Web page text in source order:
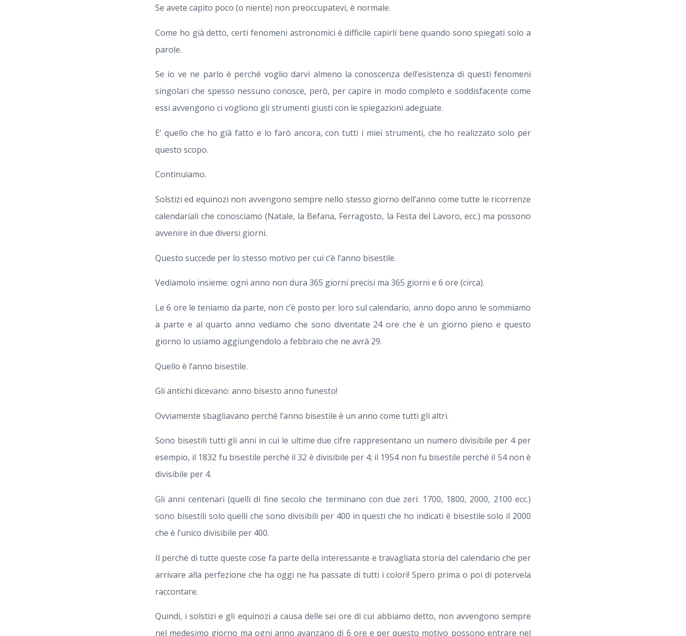
Se avete capito poco (o niente) non preoccupatevi, è normale.
Come ho già detto, certi fenomeni astronomici è difficile capirli bene quando sono spiegati solo a
parole.
Se io ve ne parlo è perché voglio darvi almeno la conoscenza dell’esistenza di questi fenomeni
singolari che spesso nessuno conosce, però, per capire in modo completo e soddisfacente come
essi avvengono ci vogliono gli strumenti giusti con le spiegazioni adeguate.
E’ quello che ho già fatto e lo farò ancora, con tutti i miei strumenti, che ho realizzato solo per
questo scopo.
Continuiamo.
Solstizi ed equinozi non avvengono sempre nello stesso giorno dell’anno come tutte le ricorrenze
calendariali che conosciamo (Natale, la Befana, Ferragosto, la Festa del Lavoro, ecc.) ma possono
avvenire in due diversi giorni.
Questo succede per lo stesso motivo per cui c’è l’anno bisestile.
Vediamolo insieme: ogni anno non dura 365 giorni precisi ma 365 giorni e 6 ore (circa).
Le 6 ore le teniamo da parte, non c’è posto per loro sul calendario, anno dopo anno le sommiamo
a parte e al quarto anno vediamo che sono diventate 24 ore che è un giorno pieno e questo
giorno lo usiamo aggiungendolo a febbraio che ne avrà 29.
Quello è l’anno bisestile.
Gli antichi dicevano: anno bisesto anno funesto!
Ovviamente sbagliavano perché l’anno bisestile è un anno come tutti gli altri.
Sono bisestili tutti gli anni in cui le ultime due cifre rappresentano un numero divisibile per 4 per
esempio, il 1832 fu bisestile perché il 32 è divisibile per 4; il 1954 non fu bisestile perché il 54 non è
divisibile per 4.
Gli anni centenari (quelli di fine secolo che terminano con due zeri: 1700, 1800, 2000, 2100 ecc.)
sono bisestili solo quelli che sono divisibili per 400 in questi che ho indicati è bisestile solo il 2000
che è l’unico divisibile per 400.
Il perché di tutte queste cose fa parte della interessante e travagliata storia del calendario che per
arrivare alla perfezione che ha oggi ne ha passate di tutti i colori! Spero prima o poi di potervela
raccontare.
Quindi, i solstizi e gli equinozi a causa delle sei ore di cui abbiamo detto, non avvengono sempre
nel medesimo giorno ma ogni anno avanzano di 6 ore e per questo motivo possono entrare nel